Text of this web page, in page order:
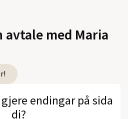
med Maria
endingar på sida
di?